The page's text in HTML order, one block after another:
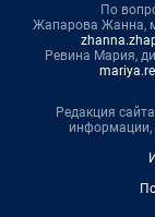
По
Жапарова Жанна,
Ревина Мария,
Редакция
информации,